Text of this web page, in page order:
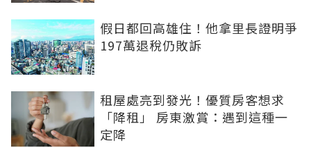
假日都回高雄住！他拿里長證明爭
197萬退稅仍敗訴
租屋處亮到發光！優質房客想求
「降租」 房東激賞：遇到這種一
定降